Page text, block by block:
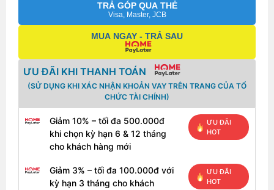
TRẢ GÓP QUA THẺ
Visa, Master, JCB
MUA NGAY - TRẢ SAU
ƯU ĐÃI KHI THANH TOÁN
(SỬ DỤNG KHI XÁC NHẬN KHOẢN VAY TRÊN TRANG CỦA TỔ
CHỨC TÀI CHÍNH)
Giảm 10% – tối đa 500.000đ
khi chọn kỳ hạn 6 & 12 tháng
cho khách hàng mới
ƯU ĐÃI
HOT
Giảm 3% – tối đa 100.000đ với
kỳ hạn 3 tháng cho khách
ƯU ĐÃI
HOT